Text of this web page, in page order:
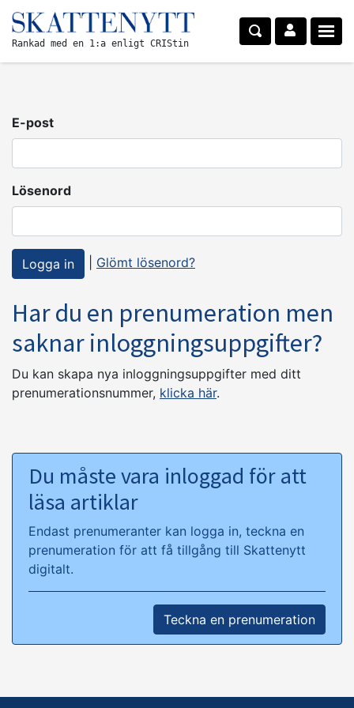
Rankad med en 1:a enligt CRIStin
E-post
Lösenord
Glömt lösenord?
Har du en prenumeration men
saknar inloggningsuppgifter?
Du kan skapa nya inloggningsuppgifter med ditt
prenumerationsnummer, klicka här.
Du måste vara inloggad för att
läsa artiklar
Endast prenumeranter kan logga in, teckna en
prenumeration för att få tillgång till Skattenytt
digitalt.
Teckna en prenumeration